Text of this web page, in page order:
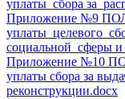
уплаты сбора за
Приложение №9
уплаты целевого
социальной сферы и
Приложение №10
уплаты сбора за
реконструкции.docx